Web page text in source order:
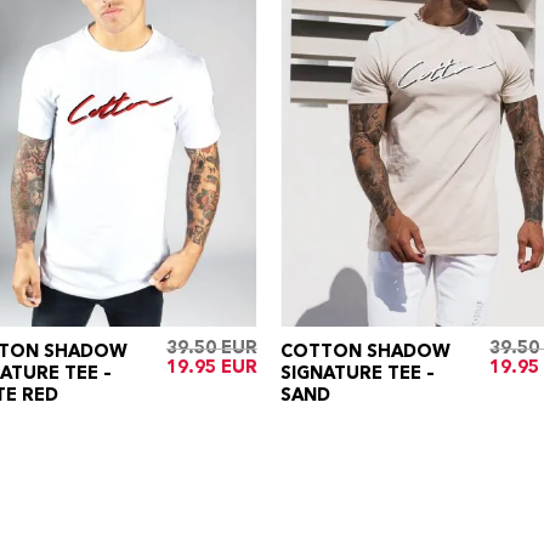
SHADOW
TEE –
RED
39.50
Oorspronkelijke
19.95
Huidige
prijs
COTTON SHADOW
SIGNATURE TEE –
SAND
39.50
19.95